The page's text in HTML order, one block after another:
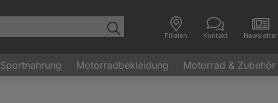
Filialen Kontakt Newsletter
Sportnahrung Motorradbekleidung Motorrad & Zubehör